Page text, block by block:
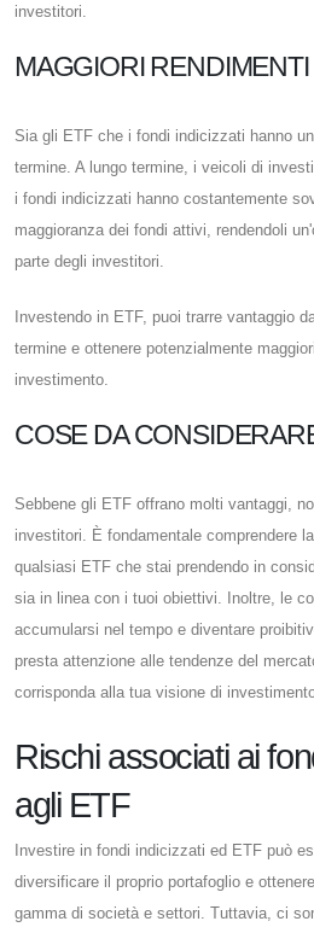
investitori.
MAGGIORI RENDIMENTI
Sia gli ETF che i fondi indicizzati hanno
termine. A lungo termine, i veicoli di
i fondi indicizzati hanno costantemente
maggioranza dei fondi attivi, rendendoli
parte degli investitori.
Investendo in ETF, puoi trarre vantaggio
termine e ottenere potenzialmente
investimento.
COSE DA
Sebbene gli ETF offrano molti vantaggi,
investitori. È fondamentale comprendere
qualsiasi ETF che stai prendendo in
sia in linea con i tuoi obiettivi. Inoltre, le
accumularsi nel tempo e diventare
presta attenzione alle tendenze del
corrisponda alla tua visione di
Rischi associati ai
agli ETF
Investire in fondi indicizzati ed ETF può
diversificare il proprio portafoglio e
gamma di società e settori. Tuttavia, ci